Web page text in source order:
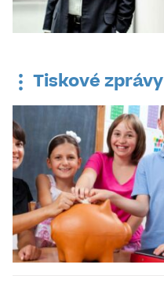
Tiskové zprávy